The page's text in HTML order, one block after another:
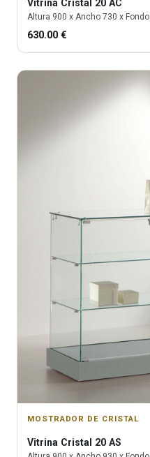
Vitrina Cristal 20 AC
Altura 900 x Ancho 730 x Fondo
630.00 €
MOSTRADOR DE CRISTAL
Vitrina Cristal 20 AS